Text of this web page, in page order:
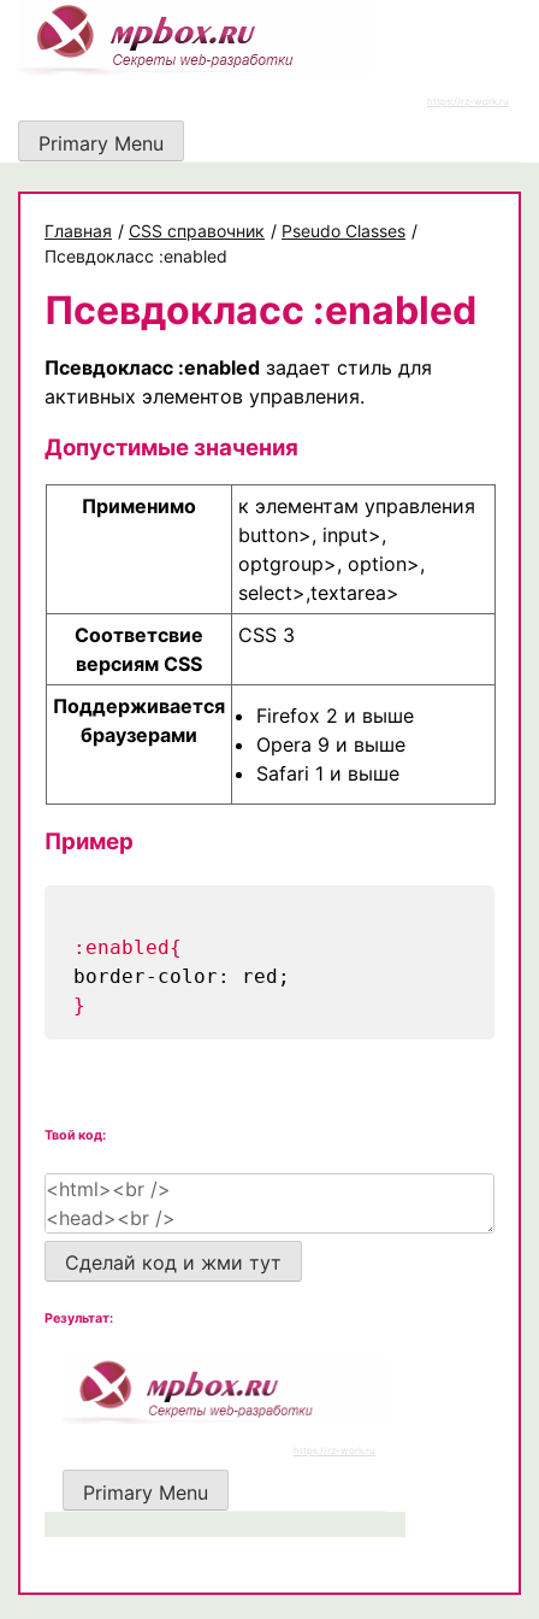
content
https://rz-work.ru
Primary Menu
Главная / CSS справочник / Pseudo Classes /
Псевдокласс :enabled
Псевдокласс :enabled
Псевдокласс :enabled задает стиль для
активных элементов управления.
Допустимые значения
Применимо
к элементам управления
button>, input>,
optgroup>, option>,
select>,textarea>
Соответсвие
версиям CSS
CSS 3
Поддерживается
браузерами
Firefox 2 и выше
Opera 9 и выше
Safari 1 и выше
Пример
:enabled{
border-color: red;
}
Твой код:
Сделай код и жми тут
Результат: